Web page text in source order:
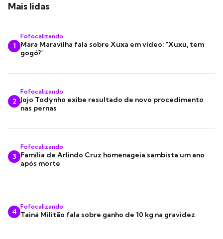
Mais lidas
1
Fofocalizando
Mara Maravilha fala sobre Xuxa em vídeo: "Xuxu, tem
gogó?"
2
Fofocalizando
Jojo Todynho exibe resultado de novo procedimento
nas pernas
3
Fofocalizando
Família de Arlindo Cruz homenageia sambista um ano
após morte
4
Fofocalizando
Tainá Militão fala sobre ganho de 10 kg na gravidez